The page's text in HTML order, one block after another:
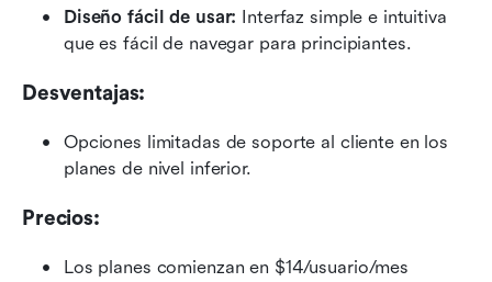
Diseño fácil de usar:
Interfaz simple e intuitiva
que es fácil de navegar para principiantes.
Desventajas:
Opciones limitadas de soporte al cliente en los
planes de nivel inferior.
Precios:
Los planes comienzan en $14/usuario/mes